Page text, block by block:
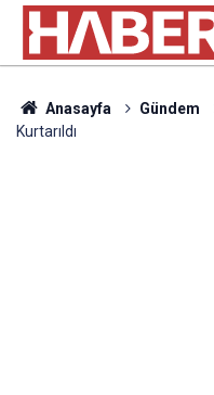
Anasayfa Gündem
Kurtarıldı